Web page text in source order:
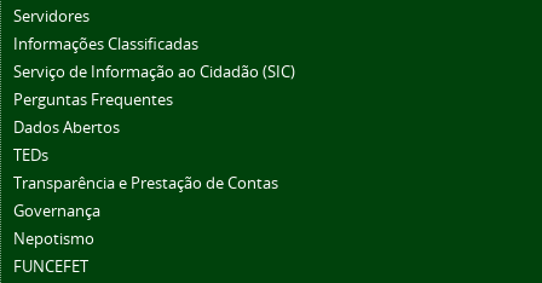
Servidores
Informações Classificadas
Serviço de Informação ao Cidadão (SIC)
Perguntas Frequentes
Dados Abertos
TEDs
Transparência e Prestação de Contas
Governança
Nepotismo
FUNCEFET